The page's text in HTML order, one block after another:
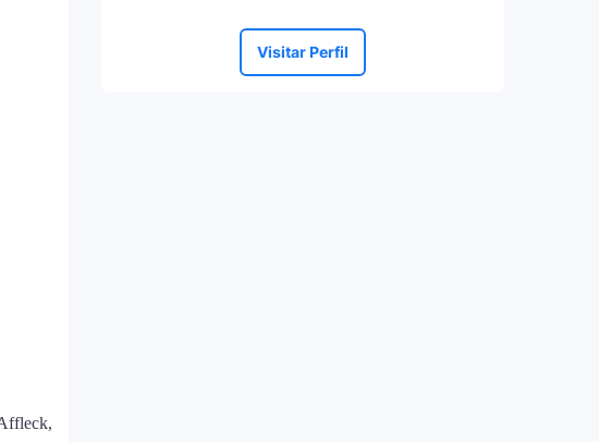
Visitar Perfil